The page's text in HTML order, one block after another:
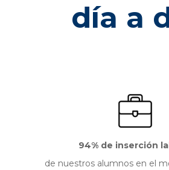
día a
94% de inserción
de nuestros alumnos en el